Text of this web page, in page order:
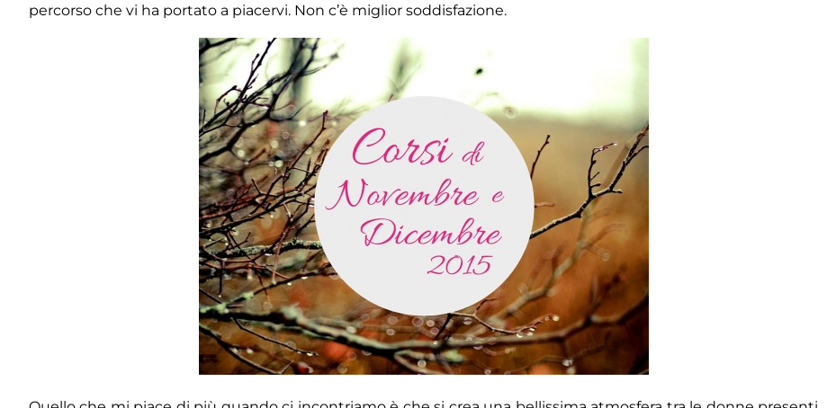
percorso che vi ha portato a piacervi. Non c’è miglior soddisfazione.